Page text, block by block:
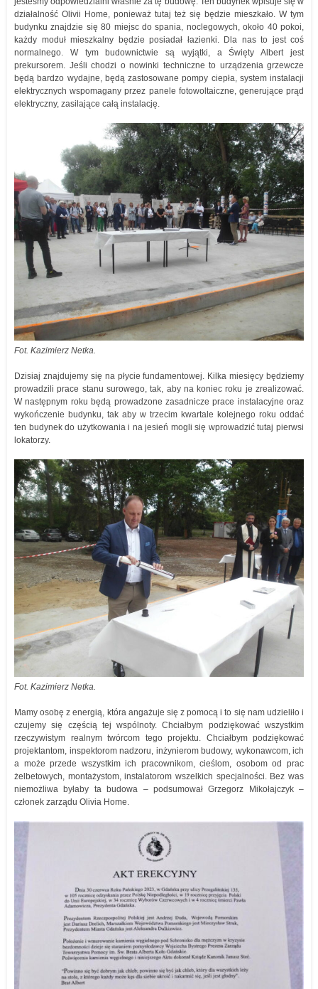
działalność Olivii Home, ponieważ tutaj też się będzie mieszkało. W tym
budynku znajdzie się 80 miejsc do spania, noclegowych, około 40 pokoi,
każdy moduł mieszkalny będzie posiadał łazienki. Dla nas to jest coś
normalnego. W tym budownictwie są wyjątki, a Święty Albert jest
prekursorem. Jeśli chodzi o nowinki techniczne to urządzenia grzewcze
będą bardzo wydajne, będą zastosowane pompy ciepła, system instalacji
elektrycznych wspomagany przez panele fotowoltaiczne, generujące prąd
elektryczny, zasilające całą instalację.
Fot. Kazimierz Netka.
Dzisiaj znajdujemy się na płycie fundamentowej. Kilka miesięcy będziemy
prowadzili prace stanu surowego, tak, aby na koniec roku je zrealizować.
W następnym roku będą prowadzone zasadnicze prace instalacyjne oraz
wykończenie budynku, tak aby w trzecim kwartale kolejnego roku oddać
ten budynek do użytkowania i na jesień mogli się wprowadzić tutaj pierwsi
lokatorzy.
Fot. Kazimierz Netka.
Mamy osobę z energią, która angażuje się z pomocą i to się nam udzieliło i
czujemy się częścią tej wspólnoty. Chciałbym podziękować wszystkim
rzeczywistym realnym twórcom tego projektu. Chciałbym podziękować
projektantom, inspektorom nadzoru, inżynierom budowy, wykonawcom, ich
a może przede wszystkim ich pracownikom, cieślom, osobom od prac
żelbetowych, montażystom, instalatorom wszelkich specjalności. Bez was
niemożliwa byłaby ta budowa – podsumował Grzegorz Mikołajczyk –
członek zarządu Olivia Home.